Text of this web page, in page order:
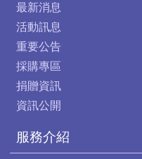
最新消息
活動訊息
重要公告
採購專區
捐贈資訊
資訊公開
服務介紹